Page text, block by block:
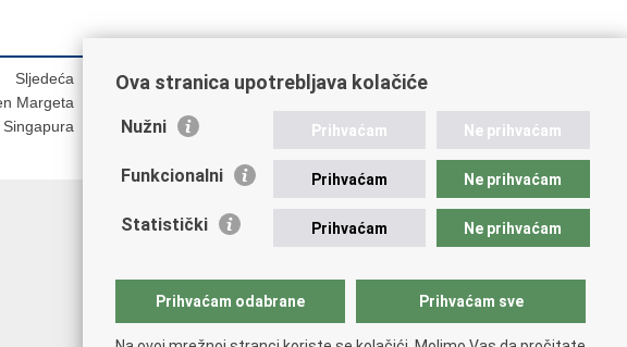
Sljedeća
Margeta
Ova stranica upotrebljava kolačiće
Nužni Prihvaćam Ne prihvaćam
Funkcionalni Prihvaćam Ne prihvaćam
Statistički Prihvaćam Ne prihvaćam
Prihvaćam odabrane Prihvaćam sve